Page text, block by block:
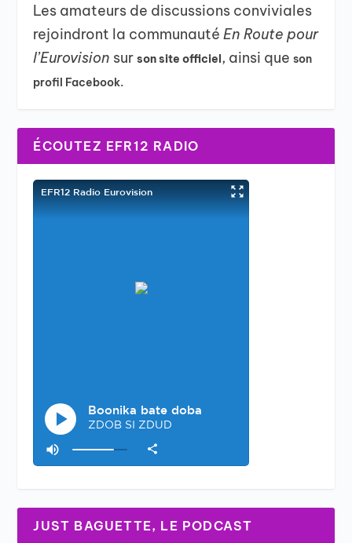
Les amateurs de discussions conviviales
rejoindront la communautéEn Route pour
l’Eurovision surson site officiel, ainsi queson
profil Facebook.
ÉCOUTEZ EFR12 RADIO
JUST BAGUETTE, LE PODCAST